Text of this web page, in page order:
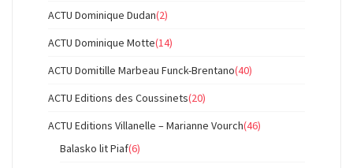
ACTU Dominique Dudan(2)
ACTU Dominique Motte(14)
ACTU Domitille Marbeau Funck-Brentano(40)
ACTU Editions des Coussinets(20)
ACTU Editions Villanelle – Marianne Vourch(46)
Balasko lit Piaf(6)